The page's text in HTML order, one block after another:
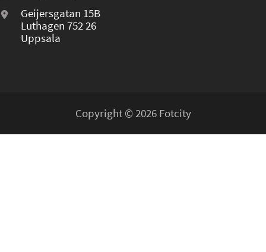
Geijersgatan 15B
Luthagen 752 26
Uppsala
Copyright © 2026 Fotcity